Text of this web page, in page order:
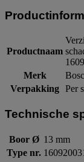
Productnaam
Merk
Verpakking Per
Technische
Boor Ø 13 mm
Type nr.